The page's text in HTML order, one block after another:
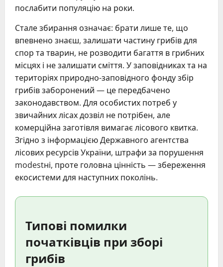
послабити популяцію на роки.
Стале збирання означає: брати лише те, що
впевнено знаєш, залишати частину грибів для
спор та тварин, не розводити багаття в грибних
місцях і не залишати сміття. У заповідниках та на
територіях природно-заповідного фонду збір
грибів заборонений — це передбачено
законодавством. Для особистих потреб у
звичайних лісах дозвіл не потрібен, але
комерційна заготівля вимагає лісового квитка.
Згідно з інформацією Державного агентства
лісових ресурсів України, штрафи за порушення
modestні, проте головна цінність — збереження
екосистеми для наступних поколінь.
Типові помилки
початківців при зборі
грибів